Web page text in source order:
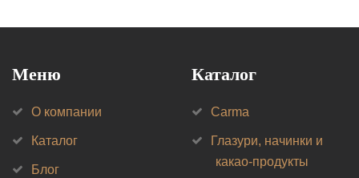
Меню
О компании
Каталог
Блог
Каталог
Carma
Глазури, начинки и
какао-продукты